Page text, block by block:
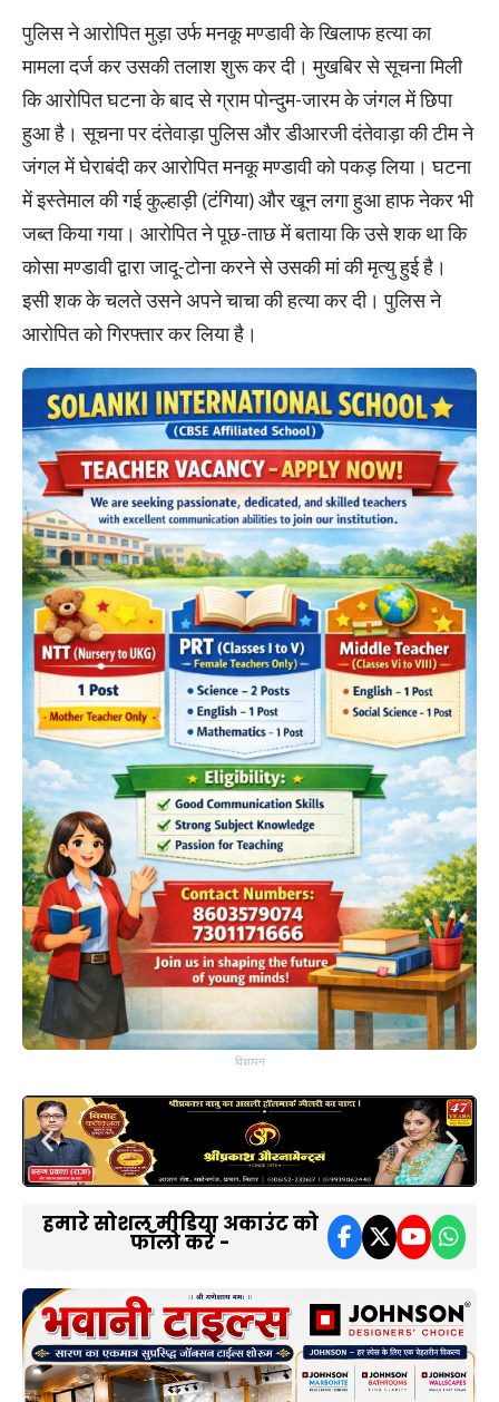
पुलिस ने आरोपित मुड़ा उर्फ मनकू मण्डावी के खिलाफ हत्या का
मामला दर्ज कर उसकी तलाश शुरू कर दी। मुखबिर से सूचना मिली
कि आरोपित घटना के बाद से ग्राम पोन्दुम-जारम के जंगल में छिपा
हुआ है। सूचना पर दंतेवाड़ा पुलिस और डीआरजी दंतेवाड़ा की टीम ने
जंगल में घेराबंदी कर आरोपित मनकू मण्डावी को पकड़ लिया। घटना
में इस्तेमाल की गई कुल्हाड़ी (टंगिया) और खून लगा हुआ हाफ नेकर भी
जब्त किया गया। आरोपित ने पूछ-ताछ में बताया कि उसे शक था कि
कोसा मण्डावी द्वारा जादू-टोना करने से उसकी मां की मृत्यु हुई है।
इसी शक के चलते उसने अपने चाचा की हत्या कर दी। पुलिस ने
आरोपित को गिरफ्तार कर लिया है।
विज्ञापन
हमारे सोशल मीडिया अकाउंट को
फॉलो करें -